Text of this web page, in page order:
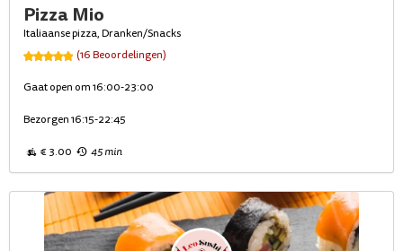
Pizza Mio
Italiaanse pizza, Dranken/Snacks
(16 Beoordelingen)
Gaat open om 16:00-23:00
Bezorgen 16:15-22:45
€ 3.00 45 min